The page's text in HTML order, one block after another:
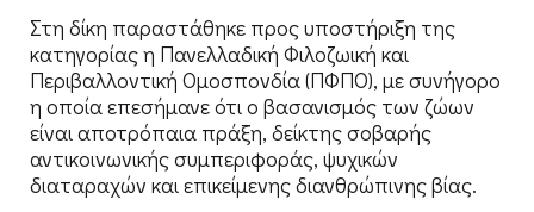
Στη δίκη παραστάθηκε προς υποστήριξη της
κατηγορίας η Πανελλαδική Φιλοζωική και
Περιβαλλοντική Ομοσπονδία (ΠΦΠΟ), με συνήγορο
η οποία επεσήμανε ότι ο βασανισμός των ζώων
είναι αποτρόπαια πράξη, δείκτης σοβαρής
αντικοινωνικής συμπεριφοράς, ψυχικών
διαταραχών και επικείμενης διανθρώπινης βίας.